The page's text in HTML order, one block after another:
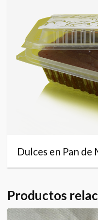
Dulces en Pan de
Productos